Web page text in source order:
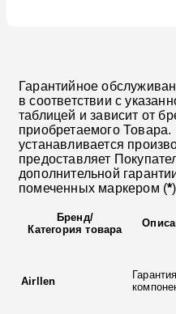
Гарантийное
в соответствии с
таблицей и зависит от
приобретаемого Товара.
устанавливается
предоставляет
дополнительной
помеченных маркером (*)
Бренд/
Категория товара
Airllen